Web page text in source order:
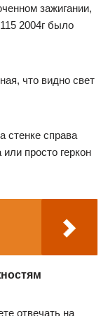
зажигании,
2004г было
что видно свет
стенке справа
просто геркон
отвечать на